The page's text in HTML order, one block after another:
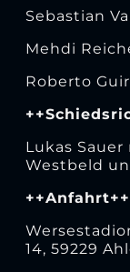
Sebastian
Mehdi
Roberto
Lukas
Westbeld
++Anfahrt++
14, 59229